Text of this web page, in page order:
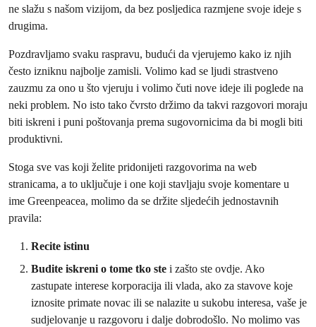
ne slažu s našom vizijom, da bez posljedica razmjene svoje ideje s
drugima.
Pozdravljamo svaku raspravu, budući da vjerujemo kako iz njih
često izniknu najbolje zamisli. Volimo kad se ljudi strastveno
zauzmu za ono u što vjeruju i volimo čuti nove ideje ili poglede na
neki problem. No isto tako čvrsto držimo da takvi razgovori moraju
biti iskreni i puni poštovanja prema sugovornicima da bi mogli biti
produktivni.
Stoga sve vas koji želite pridonijeti razgovorima na web
stranicama, a to uključuje i one koji stavljaju svoje komentare u
ime Greenpeacea, molimo da se držite sljedećih jednostavnih
pravila:
Recite istinu
Budite iskreni o tome tko ste i zašto ste ovdje. Ako
zastupate interese korporacija ili vlada, ako za stavove koje
iznosite primate novac ili se nalazite u sukobu interesa, vaše je
sudjelovanje u razgovoru i dalje dobrodošlo. No molimo vas